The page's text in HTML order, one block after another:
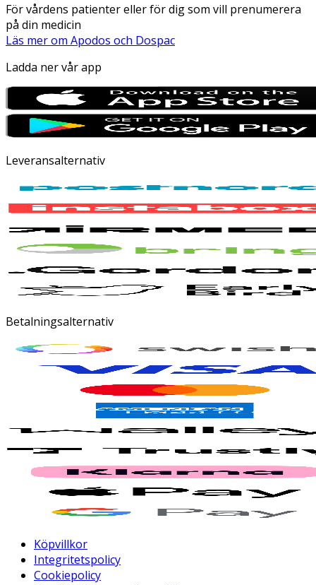
För vårdens patienter eller för dig som vill prenumerera
på din medicin
Läs mer om Apodos och Dospac
Ladda ner vår app
Leveransalternativ
Betalningsalternativ
Köpvillkor
Integritetspolicy
Cookiepolicy